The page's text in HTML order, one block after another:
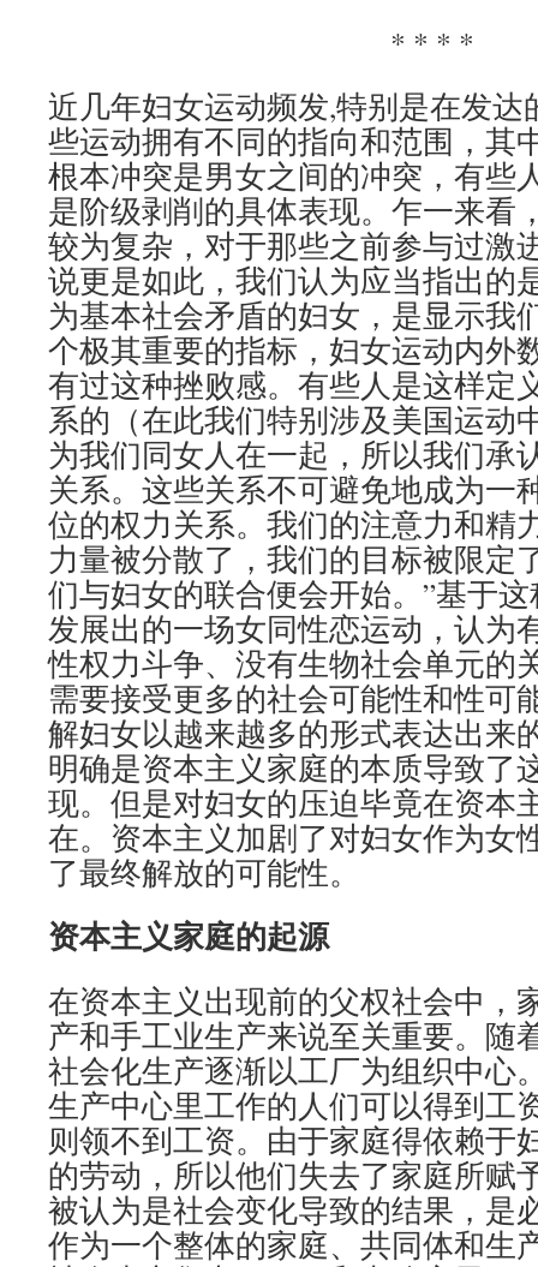
* * * *
近几年妇女运动频发,特别是在发
些运动拥有不同的指向和范围，其
根本冲突是男女之间的冲突，有些
是阶级剥削的具体表现。乍一来看
较为复杂，对于那些之前参与过激
说更是如此，我们认为应当指出的
为基本社会矛盾的妇女，是显示我
个极其重要的指标，妇女运动内外
有过这种挫败感。有些人是这样定
系的（在此我们特别涉及美国运动
为我们同女人在一起，所以我们承
关系。这些关系不可避免地成为一
位的权力关系。我们的注意力和精
力量被分散了，我们的目标被限定
们与妇女的联合便会开始。”基于
发展出的一场女同性恋运动，认为
性权力斗争、没有生物社会单元的
需要接受更多的社会可能性和性可
解妇女以越来越多的形式表达出来
明确是资本主义家庭的本质导致了
现。但是对妇女的压迫毕竟在资本
在。资本主义加剧了对妇女作为女
了最终解放的可能性。
资本主义家庭的起源
在资本主义出现前的父权社会中，
产和手工业生产来说至关重要。随
社会化生产逐渐以工厂为组织中心
生产中心里工作的人们可以得到工
则领不到工资。由于家庭得依赖于
的劳动，所以他们失去了家庭所赋
被认为是社会变化导致的结果，是
作为一个整体的家庭、共同体和生